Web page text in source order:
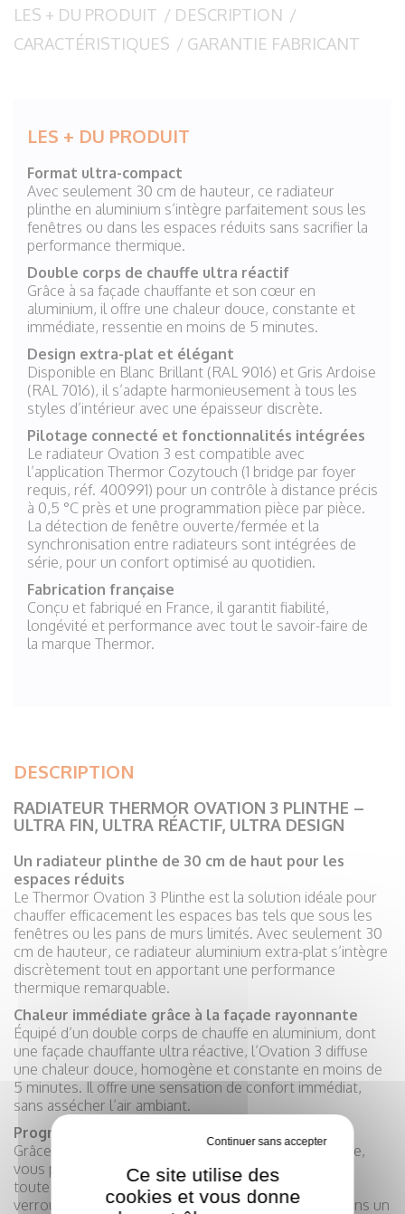
LES + DU PRODUIT / DESCRIPTION /
CARACTÉRISTIQUES / GARANTIE FABRICANT
LES + DU PRODUIT
Format ultra-compact
Avec seulement 30 cm de hauteur, ce radiateur
plinthe en aluminium s’intègre parfaitement sous les
fenêtres ou dans les espaces réduits sans sacrifier la
performance thermique.
Double corps de chauffe ultra réactif
Grâce à sa façade chauffante et son cœur en
aluminium, il offre une chaleur douce, constante et
immédiate, ressentie en moins de 5 minutes.
Design extra-plat et élégant
Disponible en Blanc Brillant (RAL 9016) et Gris Ardoise
(RAL 7016), il s’adapte harmonieusement à tous les
styles d’intérieur avec une épaisseur discrète.
Pilotage connecté et fonctionnalités intégrées
Le radiateur Ovation 3 est compatible avec
l’application Thermor Cozytouch (1 bridge par foyer
requis, réf. 400991) pour un contrôle à distance précis
à 0,5 °C près et une programmation pièce par pièce.
La détection de fenêtre ouverte/fermée et la
synchronisation entre radiateurs sont intégrées de
série, pour un confort optimisé au quotidien.
Fabrication française
Conçu et fabriqué en France, il garantit fiabilité,
longévité et performance avec tout le savoir-faire de
la marque Thermor.
DESCRIPTION
RADIATEUR THERMOR OVATION 3 PLINTHE –
ULTRA FIN, ULTRA RÉACTIF, ULTRA DESIGN
Un radiateur plinthe de 30 cm de haut pour les
espaces réduits
Le Thermor Ovation 3 Plinthe est la solution idéale pour
chauffer efficacement les espaces bas tels que sous les
fenêtres ou les pans de murs limités. Avec seulement 30
cm de hauteur, ce radiateur aluminium extra-plat s’intègre
discrètement tout en apportant une performance
thermique remarquable.
Chaleur immédiate grâce à la façade rayonnante
Équipé d’un double corps de chauffe en aluminium, dont
une façade chauffante ultra réactive, l’Ovation 3 diffuse
une chaleur douce, homogène et constante en moins de
5 minutes. Il offre une sensation de confort immédiat,
sans assécher l’air ambiant.
Programmation intuitive et sécurité intégrée
Grâce à sa commande digitale simple et ergonomique,
vous programmez vos plages horaires de chauffe en
toute facilité. Pour plus de sécurité, une fonction
verrouillage par code PIN est disponible : pratique dans un
Ce site utilise des
cookies et vous donne
Tout refuser